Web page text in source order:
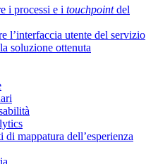
i processi e i touchpointdel
l’interfaccia utente del servizio
soluzione ottenuta
di mappatura dell’esperienza